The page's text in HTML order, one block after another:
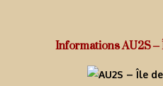
Informations AU2S